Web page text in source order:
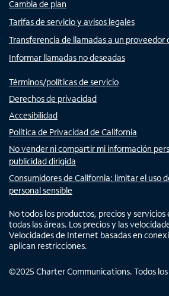
Cambia de plan
Tarifas de servicio y avisos legales
Transferencia de llamadas a un proveedor
Informar llamadas no deseadas
Términos/políticas de servicio
Derechos de privacidad
Accesibilidad
Política de Privacidad de California
No vender ni compartir mi información
publicidad dirigida
Consumidores de California: limitar el uso
personal sensible
No todos los productos, precios y servicios
todas las áreas. Los precios y las
Velocidades de Internet basadas en
aplican restricciones.
©2025 Charter Communications. Todos